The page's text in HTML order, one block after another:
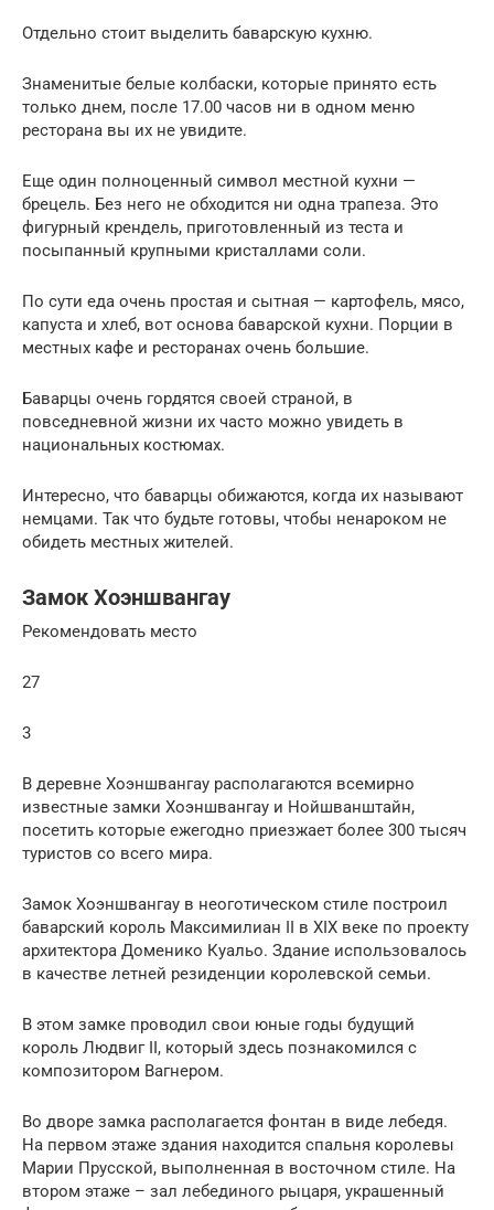
Отдельно стоит выделить баварскую кухню.
Знаменитые белые колбаски, которые принято есть
только днем, после 17.00 часов ни в одном меню
ресторана вы их не увидите.
Еще один полноценный символ местной кухни —
брецель. Без него не обходится ни одна трапеза. Это
фигурный крендель, приготовленный из теста и
посыпанный крупными кристаллами соли.
По сути еда очень простая и сытная — картофель, мясо,
капуста и хлеб, вот основа баварской кухни. Порции в
местных кафе и ресторанах очень большие.
Баварцы очень гордятся своей страной, в
повседневной жизни их часто можно увидеть в
национальных костюмах.
Интересно, что баварцы обижаются, когда их называют
немцами. Так что будьте готовы, чтобы ненароком не
обидеть местных жителей.
Замок Хоэншвангау
Рекомендовать место
27
3
В деревне Хоэншвангау располагаются всемирно
известные замки Хоэншвангау и Нойшванштайн,
посетить которые ежегодно приезжает более 300 тысяч
туристов со всего мира.
Замок Хоэншвангау в неоготическом стиле построил
баварский король Максимилиан II в XIX веке по проекту
архитектора Доменико Куальо. Здание использовалось
в качестве летней резиденции королевской семьи.
В этом замке проводил свои юные годы будущий
король Людвиг II, который здесь познакомился с
композитором Вагнером.
Во дворе замка располагается фонтан в виде лебедя.
На первом этаже здания находится спальня королевы
Марии Прусской, выполненная в восточном стиле. На
втором этаже – зал лебединого рыцаря, украшенный